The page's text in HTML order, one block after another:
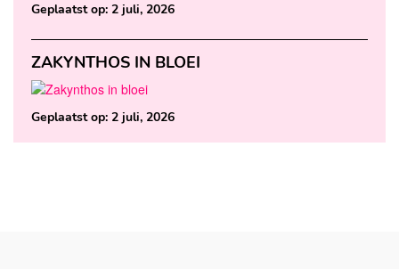
Geplaatst op: 2 juli, 2026
ZAKYNTHOS IN BLOEI
Geplaatst op: 2 juli, 2026